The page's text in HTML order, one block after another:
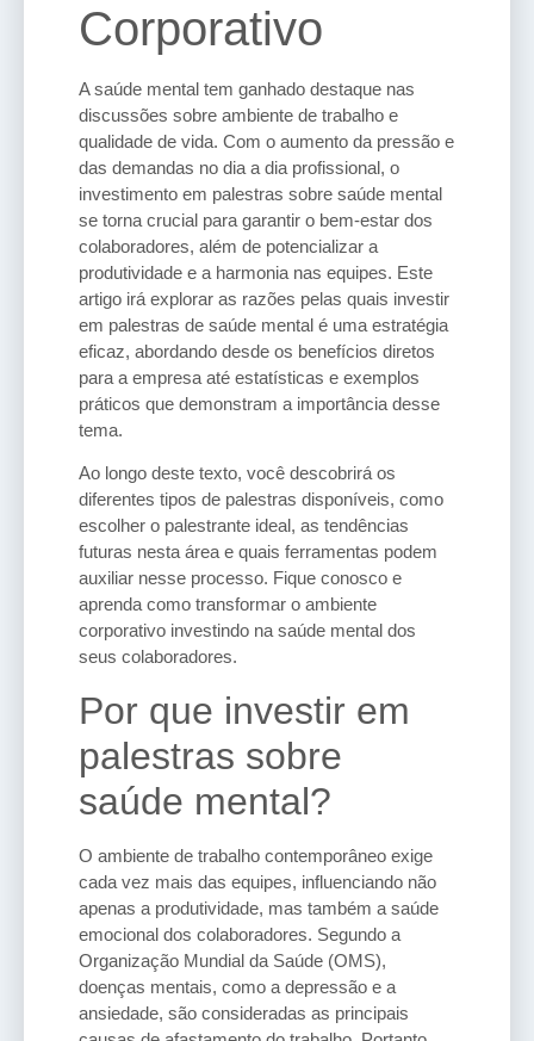
Corporativo
A saúde mental tem ganhado destaque nas
discussões sobre ambiente de trabalho e
qualidade de vida. Com o aumento da pressão e
das demandas no dia a dia profissional, o
investimento em palestras sobre saúde mental
se torna crucial para garantir o bem-estar dos
colaboradores, além de potencializar a
produtividade e a harmonia nas equipes. Este
artigo irá explorar as razões pelas quais investir
em palestras de saúde mental é uma estratégia
eficaz, abordando desde os benefícios diretos
para a empresa até estatísticas e exemplos
práticos que demonstram a importância desse
tema.
Ao longo deste texto, você descobrirá os
diferentes tipos de palestras disponíveis, como
escolher o palestrante ideal, as tendências
futuras nesta área e quais ferramentas podem
auxiliar nesse processo. Fique conosco e
aprenda como transformar o ambiente
corporativo investindo na saúde mental dos
seus colaboradores.
Por que investir em
palestras sobre
saúde mental?
O ambiente de trabalho contemporâneo exige
cada vez mais das equipes, influenciando não
apenas a produtividade, mas também a saúde
emocional dos colaboradores. Segundo a
Organização Mundial da Saúde (OMS),
doenças mentais, como a depressão e a
ansiedade, são consideradas as principais